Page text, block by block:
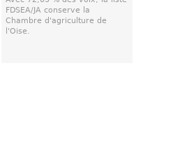
FDSEA/JA conserve la
Chambre d'agriculture de
l'Oise.